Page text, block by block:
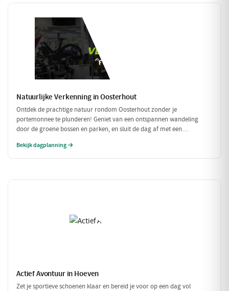
Natuurlijke Verkenning in Oosterhout
Ontdek de prachtige natuur rondom Oosterhout zonder je
portemonnee te plunderen! Geniet van een ontspannen wandeling
door de groene bossen en parken, en sluit de dag af met een
vrienden of gezin!
Bekijk dagplanning →
Actief Avontuur in Hoeven
Zet je sportieve schoenen klaar en bereid je voor op een dag vol